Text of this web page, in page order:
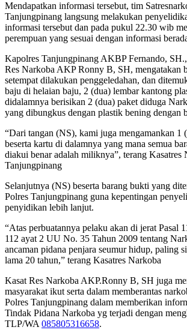
Mendapatkan informasi tersebut, tim
Tanjungpinang langsung melakukan
informasi tersebut dan pada pukul 22.30 wib
perempuan yang sesuai dengan informasi
Kapolres Tanjungpinang AKBP Fernando,
Res Narkoba AKP Ronny B, SH, mengatakan
setempat dilakukan penggeledahan, dan
baju di helaian baju, 2 (dua) lembar kantong
didalamnya berisikan 2 (dua) paket diduga
yang dibungkus dengan plastik bening dengan
“Dari tangan (NS), kami juga mengamankan 1
beserta kartu di dalamnya yang mana semua
diakui benar adalah miliknya”, terang Kasatres
Tanjungpinang
Selanjutnya (NS) beserta barang bukti yang
Polres Tanjungpinang guna kepentingan
penyidikan lebih lanjut.
“Atas perbuatannya pelaku akan di jerat Pasal
112 ayat 2 UU No. 35 Tahun 2009 tentang
ancaman pidana penjara seumur hidup, paling
lama 20 tahun,” terang Kasatres Narkoba
Kasat Res Narkoba AKP.Ronny B, SH juga
masyarakat ikut serta dalam memberantas
Polres Tanjungpinang dalam memberikan
Tindak Pidana Narkoba yg terjadi dengan
TLP/WA 085805316658.